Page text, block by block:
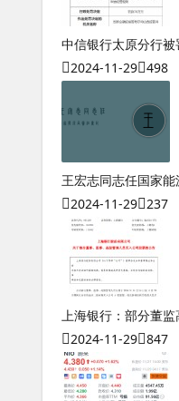
中信银行太原分行
2024-11-29 498
王宏志同志任国家
2024-11-29 237
上海银行：部分董
2024-11-29 847